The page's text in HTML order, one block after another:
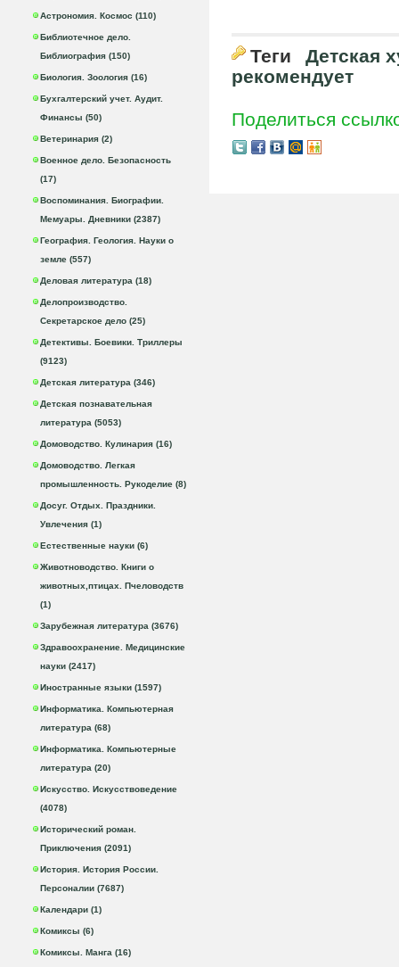
Астрономия. Космос (110)
Библиотечное дело.
Библиография (150)
Биология. Зоология (16)
Бухгалтерский учет. Аудит.
Финансы (50)
Ветеринария (2)
Военное дело. Безопасность
(17)
Воспоминания. Биографии.
Мемуары. Дневники (2387)
География. Геология. Науки о
земле (557)
Деловая литература (18)
Делопроизводство.
Секретарское дело (25)
Детективы. Боевики. Триллеры
(9123)
Детская литература (346)
Детская познавательная
литература (5053)
Домоводство. Кулинария (16)
Домоводство. Легкая
промышленность. Рукоделие (8)
Досуг. Отдых. Праздники.
Увлечения (1)
Естественные науки (6)
Животноводство. Книги о
животных,птицах. Пчеловодств
(1)
Зарубежная литература (3676)
Здравоохранение. Медицинские
науки (2417)
Иностранные языки (1597)
Информатика. Компьютерная
литература (68)
Информатика. Компьютерные
литература (20)
Искусство. Искусствоведение
(4078)
Исторический роман.
Приключения (2091)
История. История России.
Персоналии (7687)
Календари (1)
Комиксы (6)
Комиксы. Манга (16)
Теги
Детская
рекомендует
Поделиться